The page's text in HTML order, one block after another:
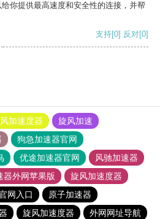
你提供最高速度和安全性的连接，并帮
支持[0] 反对[0]
加速度器
旋风加速
狗急加速器官网
优途加速器官网
风驰加速器
器外网苹果版
旋风加速度器
网入口
原子加速器
旋风加速度器
外网网址导航